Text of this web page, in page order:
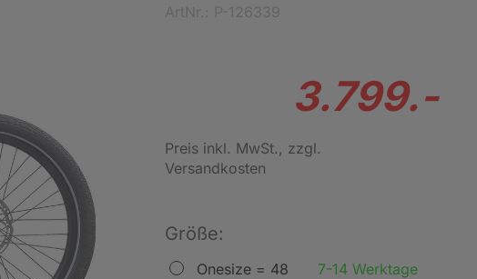
3.799.-
Preis inkl. MwSt., zzgl.
Versandkosten
Größe:
Onesize = 48
7-14 Werktage